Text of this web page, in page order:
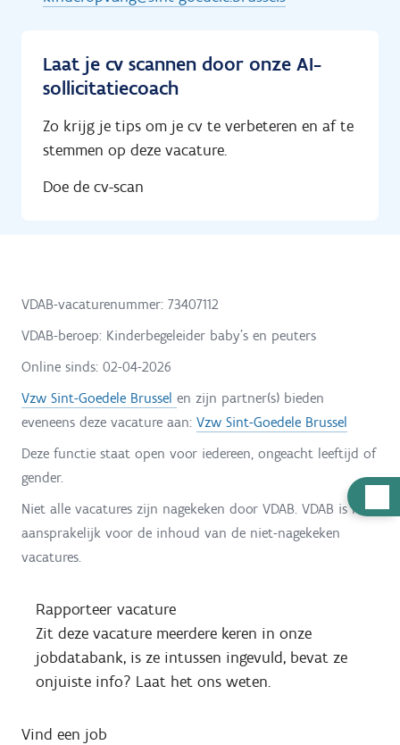
u
Laat je cv scannen door onze AI-
sollicitatiecoach
Zo krijg je tips om je cv te verbeteren en af te
stemmen op deze vacature.
Doe de cv-scan
VDAB-vacaturenummer: 73407112
VDAB-beroep: Kinderbegeleider baby's en peuters
Online sinds: 02-04-2026
Vzw Sint-Goedele Brussel en zijn partner(s) bieden
eveneens deze vacature aan: Vzw Sint-Goedele Brussel
Deze functie staat open voor iedereen, ongeacht leeftijd of
gender.
Niet alle vacatures zijn nagekeken door VDAB. VDAB is niet
aansprakelijk voor de inhoud van de niet-nagekeken
vacatures.
Rapporteer vacature
Zit deze vacature meerdere keren in onze
jobdatabank, is ze intussen ingevuld, bevat ze
onjuiste info? Laat het ons weten.
Vind een job